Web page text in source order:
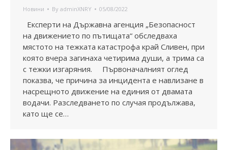
Новини By adminXNRY 05/08/2022
Експерти на Държавна агенция „Безопасност
на движението по пътищата“ обследваха
мястото на тежката катастрофа край Сливен, при
която вчера загинаха четирима души, а трима са
с тежки изгаряния. Първоначалният оглед
показва, че причина за инцидента е навлизане в
насрещното движение на единия от двамата
водачи. Разследването по случая продължава,
като ще се…